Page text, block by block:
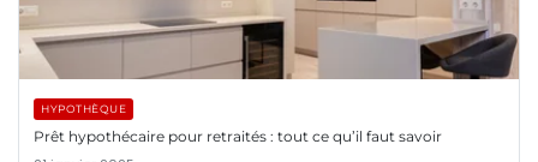
HYPOTHÈQUE
Prêt hypothécaire pour retraités : tout ce qu’il faut savoir